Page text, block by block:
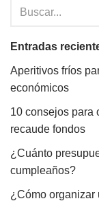
Entradas
Aperitivos fríos
económicos
10 consejos para
recaude fondos
¿Cuánto
cumpleaños?
¿Cómo organizar